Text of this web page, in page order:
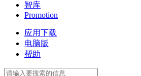
智库
Promotion
应用下载
电脑版
帮助